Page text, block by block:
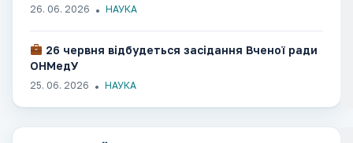
26. 06. 2026 НАУКА
26 червня відбудеться засідання Вченої ради
ОНМедУ
25. 06. 2026 НАУКА